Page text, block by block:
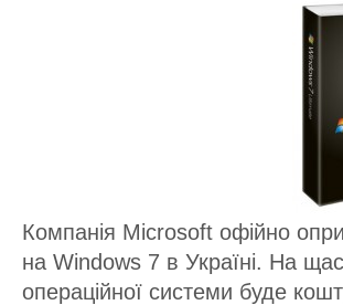
Компанія Microsoft офійно
на Windows 7 в Україні. На
операційної системи буде